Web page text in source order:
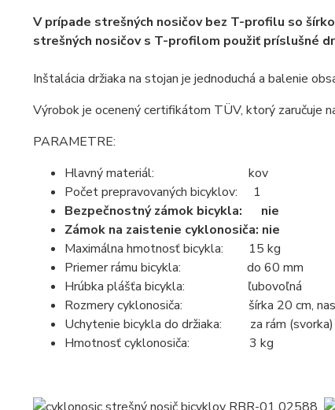
V prípade strešných nosičov bez T-profilu so
strešných nosičov s T-profilom použiť príslušné
Inštalácia držiaka na stojan je jednoduchá a balenie
Výrobok je ocenený certifikátom TÜV, ktorý zaručuje
PARAMETRE:
Hlavný materiál: kov
Počet prepravovaných bicyklov: 1
Bezpečnostný zámok bicykla: nie
Zámok na zaistenie cyklonosiča: nie
Maximálna hmotnosť bicykla: 15 kg
Priemer rámu bicykla: do 60 mm
Hrúbka plášťa bicykla: ľubovoľná
Rozmery cyklonosiča: šírka 20 cm,
Uchytenie bicykla do držiaka: za rám (svorka)
Hmotnosť cyklonosiča: 3 kg